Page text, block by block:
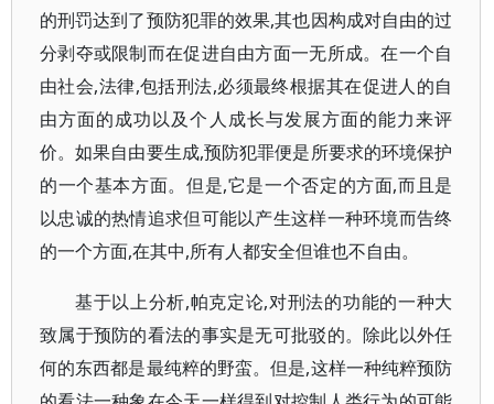
的刑罚达到了预防犯罪的效果,其也因构成对自由的过
分剥夺或限制而在促进自由方面一无所成。在一个自
由社会,法律,包括刑法,必须最终根据其在促进人的自
由方面的成功以及个人成长与发展方面的能力来评
价。如果自由要生成,预防犯罪便是所要求的环境保护
的一个基本方面。但是,它是一个否定的方面,而且是
以忠诚的热情追求但可能以产生这样一种环境而告终
的一个方面,在其中,所有人都安全但谁也不自由。
基于以上分析,帕克定论,对刑法的功能的一种大
致属于预防的看法的事实是无可批驳的。除此以外任
何的东西都是最纯粹的野蛮。但是,这样一种纯粹预防